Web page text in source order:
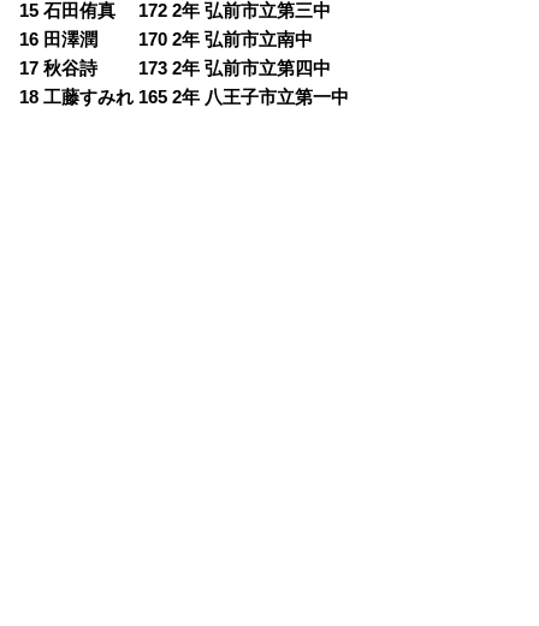
15 石田侑真 172 2年 弘前市立第三中
16 田澤潤 170 2年 弘前市立南中
17 秋谷詩 173 2年 弘前市立第四中
18 工藤すみれ 165 2年 八王子市立第一中